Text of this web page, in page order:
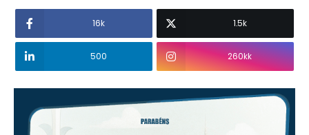
16k 1.5k
500 260kk